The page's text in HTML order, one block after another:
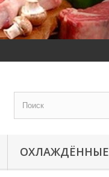
ОХЛАЖДЁННЫЕ